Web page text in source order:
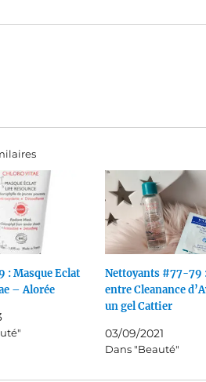
: Masque Eclat
– Alorée
Nettoyants #77-79
entre Cleanance
un gel Cattier
03/09/2021
Dans "Beauté"